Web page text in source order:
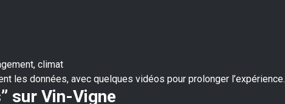
climat
les données, avec quelques vidéos pour prolonger l’expérience.
sur Vin-Vigne